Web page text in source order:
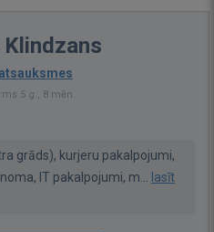
5 g., 8 mēn.
grāds), kurjeru pakalpojumi,
IT pakalpojumi, m... lasīt